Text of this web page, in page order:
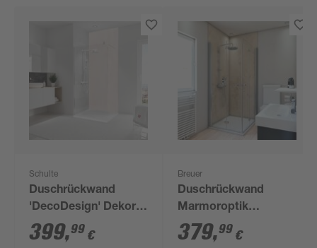
Schulte
Duschrückwand
'DecoDesign' Dekor
Putzoptik-Beige 100 x
255 cm
399,99 €
Breuer
Duschrückwand
Marmoroptik
sandfarben 100 x 255
cm
379,99 €